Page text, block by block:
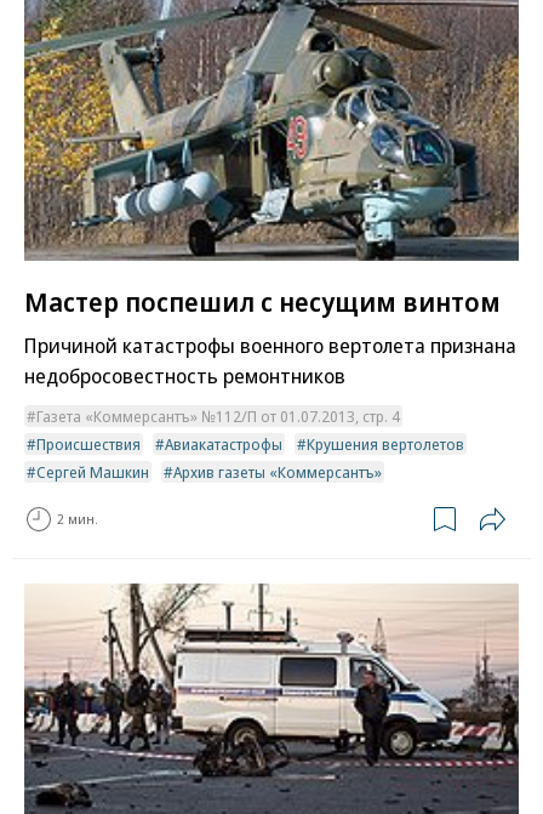
Мастер поспешил с несущим винтом
Причиной катастрофы военного вертолета признана
недобросовестность ремонтников
Газета «Коммерсантъ» №112/П от 01.07.2013, стр. 4
Происшествия
Авиакатастрофы
Крушения вертолетов
Сергей Машкин
Архив газеты «Коммерсантъ»
2 мин.